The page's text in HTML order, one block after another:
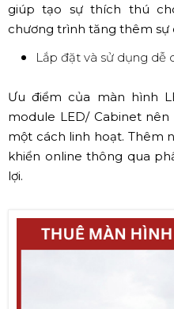
giúp tạo sự thích thú
chương trình tăng thêm sự
Lắp đặt và sử dụng dễ
Ưu điểm của màn hình
module LED/ Cabinet
một cách linh hoạt. Thêm
khiển online thông qua
lợi.